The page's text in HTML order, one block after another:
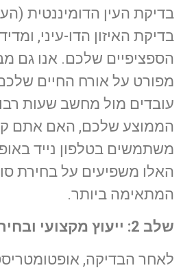
בדיקת העין הדומיננטית
בדיקת האיזון הדו-עיני,
הספציפיים שלכם. אנו גם
מפורט על אורח החיים
עובדים מול מחשב שעות
הממוצע שלכם, האם אתם
משתמשים בטלפון נייד
האלו משפיעים על בחירת
המתאימה ביותר.
שלב 2: ייעוץ מקצועי ובחירת העדשות
לאחר הבדיקה,